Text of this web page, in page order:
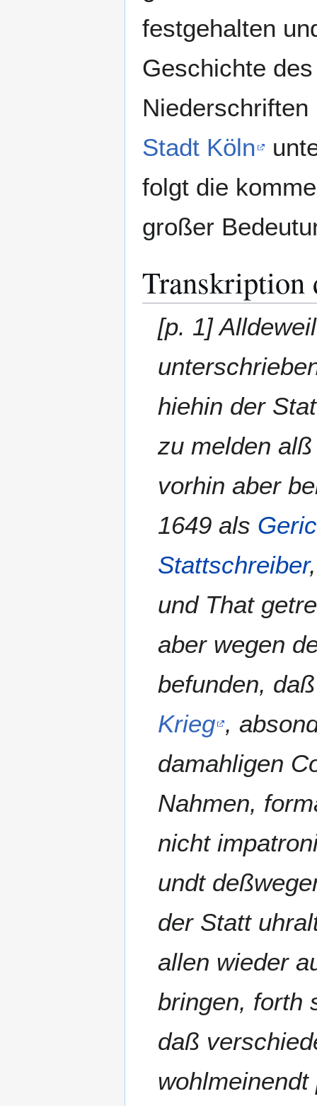
festgehalten
Geschichte
Stadt Köln
folgt die
großer
Transkription
[p. 1]
hiehin der
zu melden
vorhin aber
1649 als
Stattschreiber
und That
aber wegen
befunden,
Krieg ,
damahligen
Nahmen,
nicht
undt
der Statt
allen wieder
bringen, forth
daß